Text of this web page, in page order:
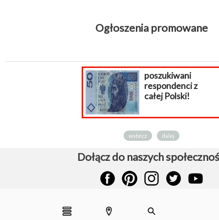
Ogłoszenia promowane
wstecz dalej
Dołącz do naszych